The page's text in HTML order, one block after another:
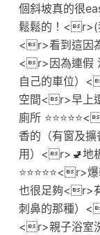
個斜坡真的很
鬆鬆的！<r>(
<r>看到這因
<r>因為連假
自己的車位）
空間<r>早上
廁所
香的（有窗及
用）<r>🚽地
也很足夠<r>
刺鼻的那種）
<r>親子浴室